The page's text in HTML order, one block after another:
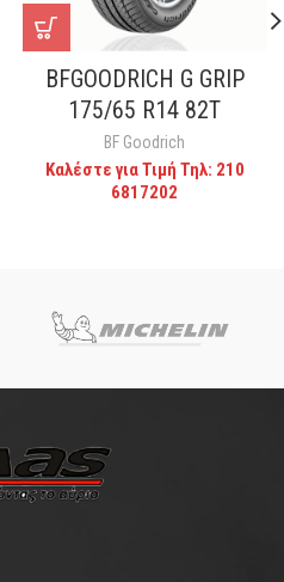
BFGOODRICH G GRIP
175/65 R14 82T
BF Goodrich
Καλέστε για Τιμή Τηλ: 210
6817202